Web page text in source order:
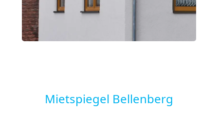
Mietspiegel Bellenberg